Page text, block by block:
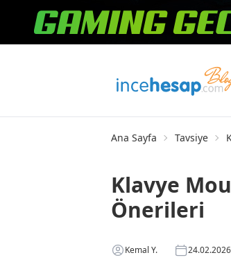
Ana Sayfa Tavsiye
Klavye
Önerileri
Kemal Y. 24.02.2026